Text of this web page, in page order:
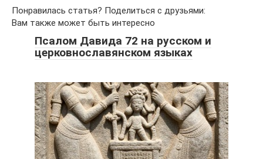
Понравилась статья? Поделиться с друзьями:
Вам также может быть интересно
Псалом Давида 72 на русском и
церковнославянском языках